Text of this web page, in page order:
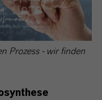
Prozess - wir finden